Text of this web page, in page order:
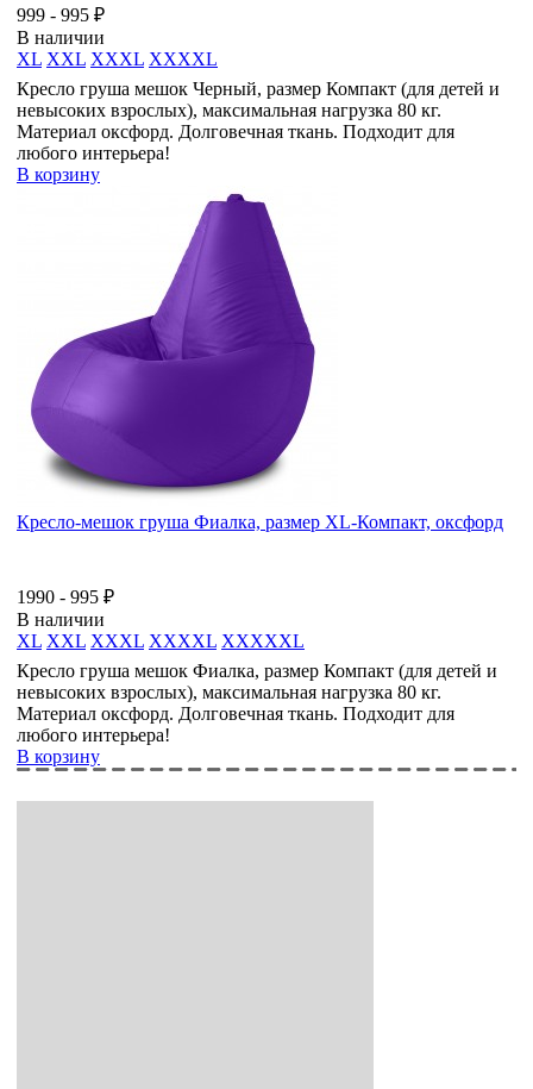
999 - 995 ₽
В наличии
XL XXL XXXL XXXXL
Кресло груша мешок Черный, размер Компакт (для детей и
невысоких взрослых), максимальная нагрузка 80 кг.
Материал оксфорд. Долговечная ткань. Подходит для
любого интерьера!
В корзину
Кресло-мешок груша Фиалка, размер XL-Компакт, оксфорд
1990 - 995 ₽
В наличии
XL XXL XXXL XXXXL XXXXXL
Кресло груша мешок Фиалка, размер Компакт (для детей и
невысоких взрослых), максимальная нагрузка 80 кг.
Материал оксфорд. Долговечная ткань. Подходит для
любого интерьера!
В корзину